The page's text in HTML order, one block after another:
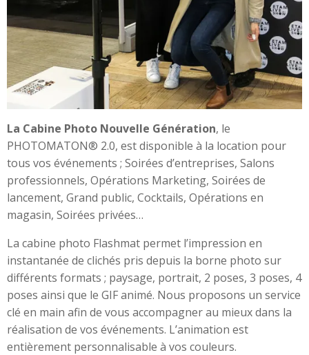
La Cabine Photo Nouvelle Génération, le
PHOTOMATON® 2.0, est disponible à la location pour
tous vos événements ; Soirées d’entreprises, Salons
professionnels, Opérations Marketing, Soirées de
lancement, Grand public, Cocktails, Opérations en
magasin, Soirées privées…
La cabine photo Flashmat permet l’impression en
instantanée de clichés pris depuis la borne photo sur
différents formats ; paysage, portrait, 2 poses, 3 poses, 4
poses ainsi que le GIF animé. Nous proposons un service
clé en main afin de vous accompagner au mieux dans la
réalisation de vos événements. L’animation est
entièrement personnalisable à vos couleurs.